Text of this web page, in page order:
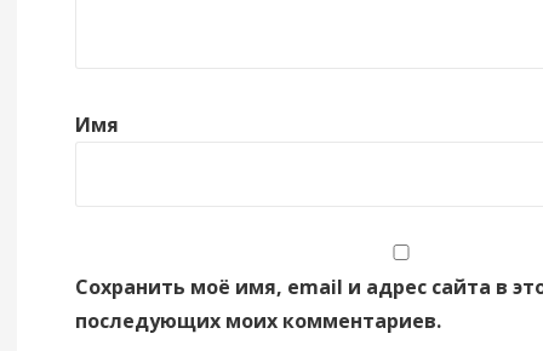
Имя
Сохранить моё имя, email и адрес сайта в
последующих моих комментариев.